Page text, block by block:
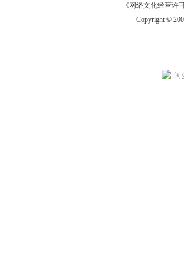
《网络文化经营许
Copyright ©
闽